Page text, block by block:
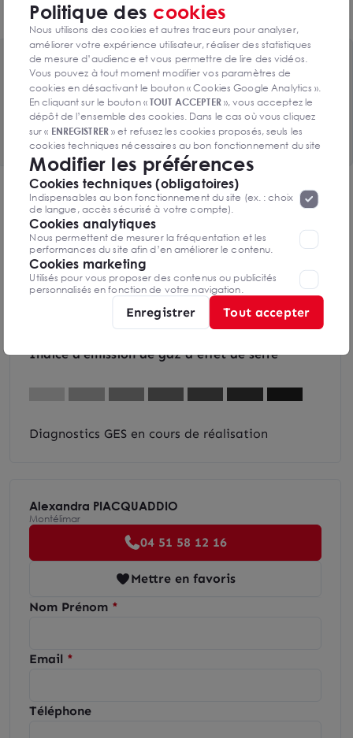
5 places de parking privatives
Toutes les surfaces disponibles
3 lots de 187m² disponibles
Voir le tableau complet
DPE & GES
Diagnostic de performance énergétique
Diagnostics DPE en cours de réalisation
Indice d'émission de gaz à effet de serre
Diagnostics GES en cours de réalisation
Alexandra PIACQUADDIO
Montélimar
04 51 58 12 16
Mettre en favoris
Nom Prénom
Email
Téléphone
Politique des cookies
Nous utilisons des cookies et autres traceurs pour analyser,
améliorer votre expérience utilisateur, réaliser des statistiques
de mesure d’audience et vous permettre de lire des vidéos.
Vous pouvez à tout moment modifier vos paramètres de
cookies en désactivant le bouton « Cookies Google Analytics ».
En cliquant sur le bouton «TOUT ACCEPTER», vous acceptez le
dépôt de l’ensemble des cookies. Dans le cas où vous cliquez
sur « ENREGISTRER» et refusez les cookies proposés, seuls les
cookies techniques nécessaires au bon fonctionnement du site
seront déposés. Pour plus d’informations, vous pouvez consulter
la page«Protection des données à caractère
personnel ».Lorsque vous naviguez sur notre site internet, il
peut être amenée à déposer des cookies. Vous avez la
possibilité de désactiver les cookies, ces réglages ne seront
valables que sur le navigateur que vous utilisez actuellement
Modifier les préférences
Cookies techniques (obligatoires)
Indispensables au bon fonctionnement du site (ex. : choix
de langue, accès sécurisé à votre compte).
Cookies analytiques
Nous permettent de mesurer la fréquentation et les
performances du site afin d’en améliorer le contenu.
Cookies marketing
Utilisés pour vous proposer des contenus ou publicités
personnalisés en fonction de votre navigation.
Enregistrer Tout accepter